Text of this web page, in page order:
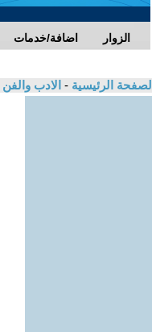
اضافة/خدمات الزوار
الصفحة الرئيسية - الادب والفن